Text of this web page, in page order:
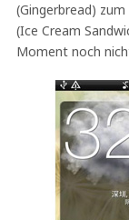
(Gingerbread)
(Ice Cream
Moment noch